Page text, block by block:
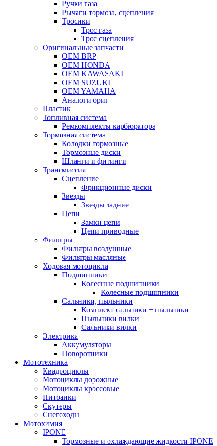
Ручки газа
Рычаги тормоза, сцепления
Тросики
Трос газа
Трос сцепления
Оригинальные запчасти
OEM BRP
OEM HONDA
OEM KAWASAKI
OEM SUZUKI
OEM YAMAHA
Аналоги ориг
Пластик
Топливная система
Ремкомплекты карбюратора
Тормозная система
Колодки тормозные
Тормозные диски
Шланги и фитинги
Трансмиссия
Cцепление
Фрикционные диски
Звезды
Звезды задние
Цепи
Замки цепи
Цепи приводные
Фильтры
Фильтры воздушные
Фильтры масляные
Ходовая мотоцикла
Подшипники
Колесные подшипники
Колесные подшипники
Сальники, пыльники
Комплект сальники + пыльники
Пыльники вилки
Сальники вилки
Электрика
Аккумуляторы
Поворотники
Мототехника
Квадроциклы
Мотоциклы дорожные
Мотоциклы кроссовые
Питбайки
Скутеры
Снегоходы
Мотохимия
IPONE
Тормозные и охлаждающие жидкости IPONE